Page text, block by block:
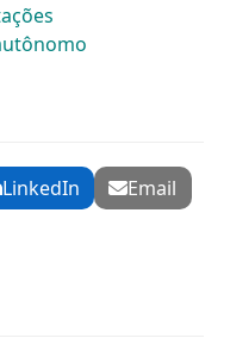
LinkedIn
Email